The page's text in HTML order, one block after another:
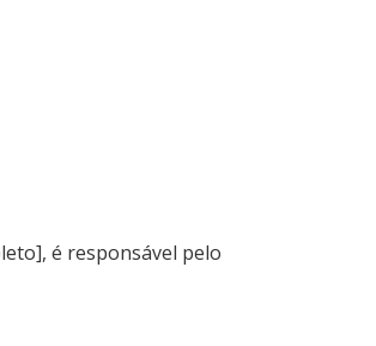
é responsável pelo